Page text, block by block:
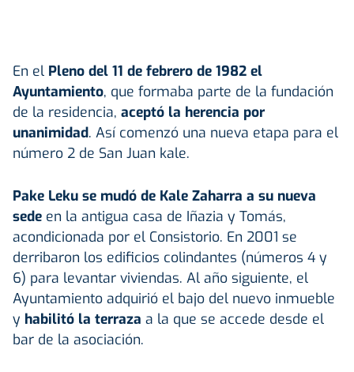
En el Pleno del 11 de febrero de 1982 el
Ayuntamiento, que formaba parte de la fundación
de la residencia, aceptó la herencia por
unanimidad. Así comenzó una nueva etapa para el
número 2 de San Juan kale.
Pake Leku se mudó de Kale Zaharra a su nueva
sede en la antigua casa de Iñazia y Tomás,
acondicionada por el Consistorio. En 2001 se
derribaron los edificios colindantes (números 4 y
6) para levantar viviendas. Al año siguiente, el
Ayuntamiento adquirió el bajo del nuevo inmueble
y habilitó la terraza a la que se accede desde el
bar de la asociación.